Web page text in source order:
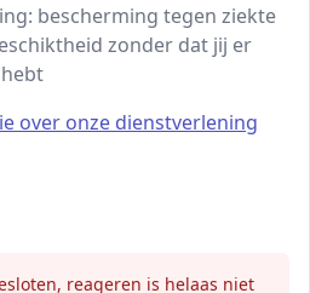
bescherming tegen ziekte
zonder dat jij er
over onze dienstverlening
reageren is helaas niet